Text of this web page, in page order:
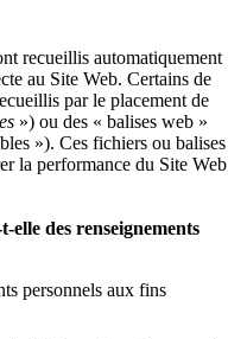
recueillis automatiquement
au Site Web. Certains de
par le placement de
») ou des « balises web »
»). Ces fichiers ou balises
la performance du Site Web
elle des renseignements
personnels aux fins